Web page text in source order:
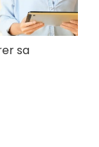
sa